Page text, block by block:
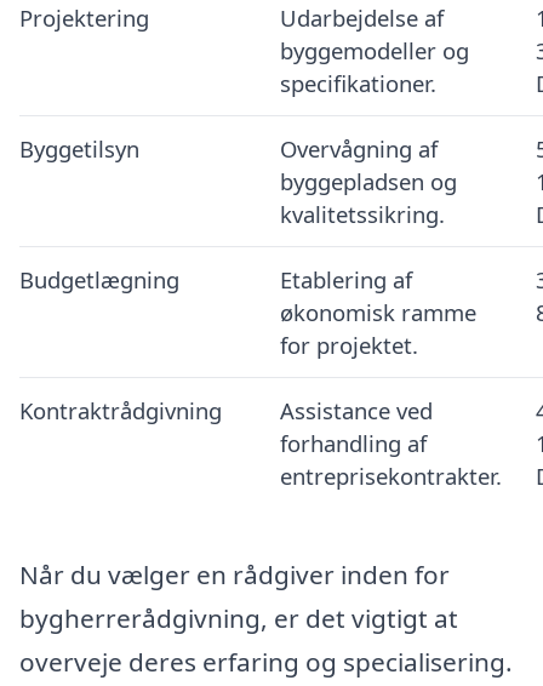
Projektering
Udarbejdelse af
byggemodeller og
specifikationer.
Byggetilsyn
Overvågning af
byggepladsen og
kvalitetssikring.
Budgetlægning
Etablering af
økonomisk ramme
for projektet.
Kontraktrådgivning
Assistance ved
forhandling af
entreprisekontrakter.
Når du vælger en rådgiver inden for
bygherrerådgivning, er det vigtigt at
overveje deres erfaring og specialisering.